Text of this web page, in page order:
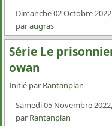
Dimanche 02 Octobre
paraugras
Série Le
owan
Initié par Rantanplan
Samedi 05 Novembre
par Rantanplan